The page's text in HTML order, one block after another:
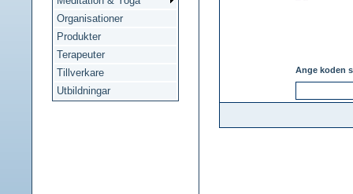
Organisationer
Produkter
Terapeuter
Tillverkare
Utbildningar
Ange koden